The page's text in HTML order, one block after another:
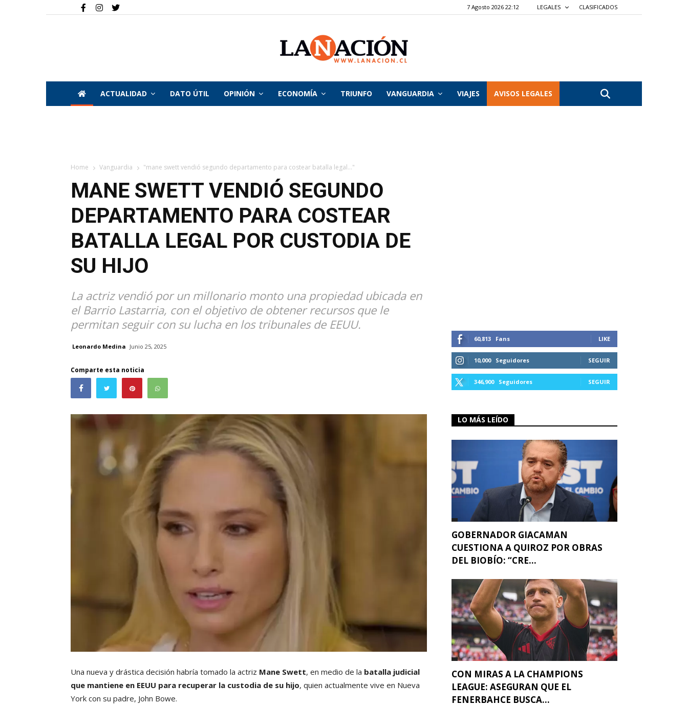
7 Agosto 2026 22:12 LEGALES CLASIFICADOS
La
ACTUALIDAD DATO ÚTIL OPINIÓN ECONOMÍA TRIUNFO VANGUARDIA VIAJES AVISOS LEGALES
Home Vanguardia "mane swett vendió segundo departamento para costear batalla legal..."
MANE SWETT VENDIÓ SEGUNDO
DEPARTAMENTO PARA COSTEAR
BATALLA LEGAL POR CUSTODIA DE
SU HIJO
La actriz vendió por un millonario monto una propiedad ubicada en
el Barrio Lastarria, con el objetivo de obtener recursos que le
permitan seguir con su lucha en los tribunales de EEUU.
Leonardo Medina Junio 25, 2025
Comparte esta noticia
Una nueva y drástica decisión habría tomado la actriz Mane Swett, en medio de la batalla judicial
que mantiene en EEUU para recuperar la custodia de su hijo, quien actualmente vive en Nueva
York con su padre, John Bowe.
60,813 Fans LIKE
10,000 Seguidores SEGUIR
346,900 Seguidores SEGUIR
LO MÁS LEÍDO
GOBERNADOR GIACAMAN
CUESTIONA A QUIROZ POR OBRAS
DEL BIOBÍO: “CRE...
CON MIRAS A LA CHAMPIONS
LEAGUE: ASEGURAN QUE EL
FENERBAHCE BUSCA...